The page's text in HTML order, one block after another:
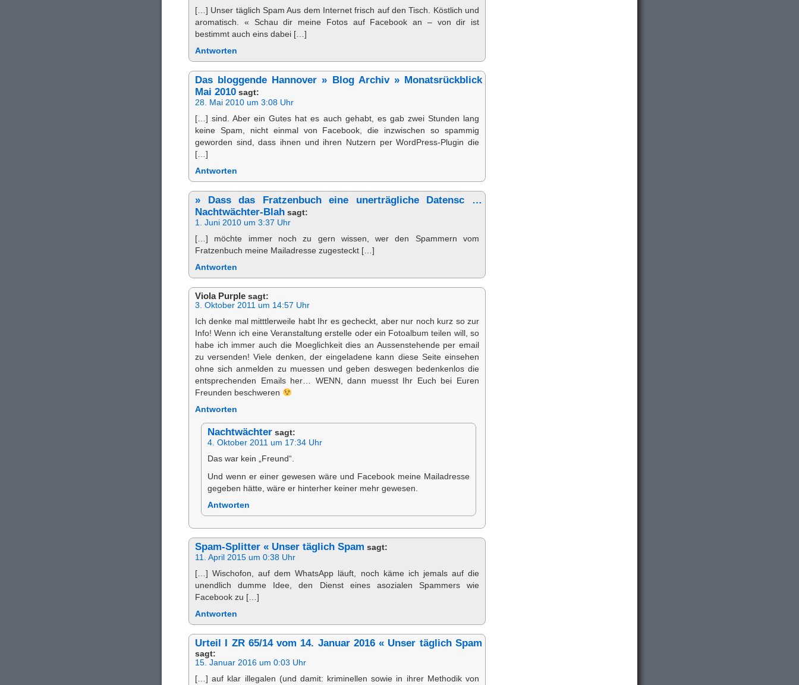
[…] Unser täglich Spam Aus dem Internet frisch auf den Tisch. Köstlich und
aromatisch. « Schau dir meine Fotos auf Facebook an – von dir ist
bestimmt auch eins dabei […]
Antworten
Das bloggende Hannover » Blog Archiv » Monatsrückblick
Mai 2010 sagt:
28. Mai 2010 um 3:08 Uhr
[…] sind. Aber ein Gutes hat es auch gehabt, es gab zwei Stunden lang
keine Spam, nicht einmal von Facebook, die inzwischen so spammig
geworden sind, dass ihnen und ihren Nutzern per WordPress-Plugin die
[…]
Antworten
» Dass das Fratzenbuch eine unerträgliche Datensc …
Nachtwächter-Blah sagt:
1. Juni 2010 um 3:37 Uhr
[…] möchte immer noch zu gern wissen, wer den Spammern vom
Fratzenbuch meine Mailadresse zugesteckt […]
Antworten
Viola Purple sagt:
3. Oktober 2011 um 14:57 Uhr
Ich denke mal mitttlerweile habt Ihr es gecheckt, aber nur noch kurz so zur
Info! Wenn ich eine Veranstaltung erstelle oder ein Fotoalbum teilen will, so
habe ich immer auch die Moeglichkeit dies an Aussenstehende per email
zu versenden! Viele denken, der eingeladene kann diese Seite einsehen
ohne sich anmelden zu muessen und geben deswegen bedenkenlos die
entsprechenden Emails her… WENN, dann muesst Ihr Euch bei Euren
Freunden beschweren
Antworten
Nachtwächter sagt:
4. Oktober 2011 um 17:34 Uhr
Das war kein „Freund“.
Und wenn er einer gewesen wäre und Facebook meine Mailadresse
gegeben hätte, wäre er hinterher keiner mehr gewesen.
Antworten
Spam-Splitter « Unser täglich Spam sagt:
11. April 2015 um 0:38 Uhr
[…] Wischofon, auf dem WhatsApp läuft, noch käme ich jemals auf die
unendlich dumme Idee, den Dienst eines asozialen Spammers wie
Facebook zu […]
Antworten
Urteil I ZR 65/14 vom 14. Januar 2016 « Unser täglich Spam
sagt:
15. Januar 2016 um 0:03 Uhr
[…] auf klar il­le­ga­len (und da­mit: kri­mi­nel­len so­wie in ihrer Me­tho­dik von